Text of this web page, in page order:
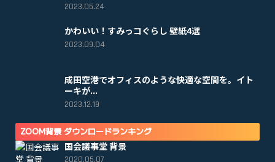
2023.05.24
かわいい！すみっコぐらし 壁紙4選
2023.09.04
成田空港でオフィスのような快適な空間を。イト
ーキが...
2023.12.19
ZOOM背景 ダウンロードランキング
国会議事堂 背景
2020.05.07